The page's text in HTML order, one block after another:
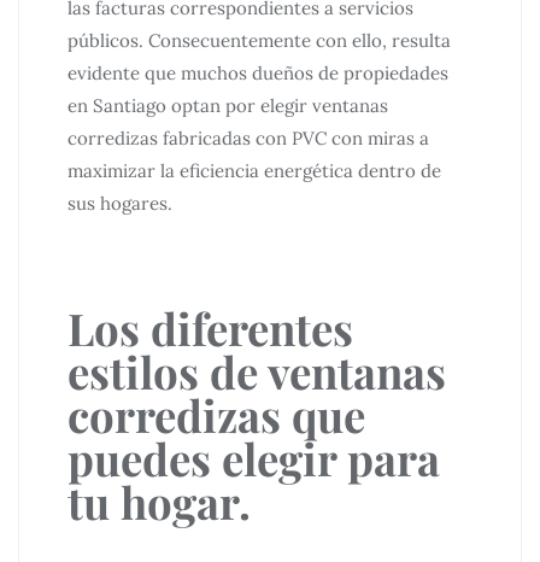
las facturas correspondientes a servicios
públicos. Consecuentemente con ello, resulta
evidente que muchos dueños de propiedades
en Santiago optan por elegir ventanas
corredizas fabricadas con PVC con miras a
maximizar la eficiencia energética dentro de
sus hogares.
Los diferentes
estilos de ventanas
corredizas que
puedes elegir para
tu hogar.